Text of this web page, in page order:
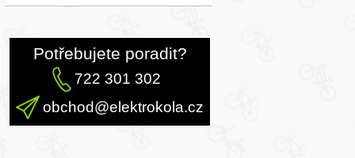
Potřebujete poradit?
722 301 302
obchod@elektrokola.cz